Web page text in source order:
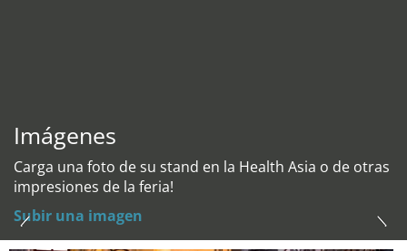
Imágenes
Carga una foto de su stand en la Health Asia o de otras
impresiones de la feria!
Subir una imagen